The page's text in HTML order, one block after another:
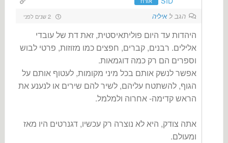
הגב לאיליה
היהדות עד היום פוליתאיסטית, זאת דת של עובדי
אלילים. רבנים, קברים, חפצים כמו מזוזות, פרטי לבוש
וספרים הם רק כמה דוגמאות.
אפשר לנשק אותם בכל מיני מקומות, לעטוף אותם על
הגוף, להשתטח עליהם, לשיר להם שירים או לנענע את
הראש קדימה- אחרוה ולמלמל.
אתה צודק, היא לא נוצרה רק עכשיו, דגנרטים היו מאז
ומעולם.